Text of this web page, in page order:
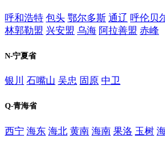
呼和浩特 包头 鄂尔多斯 通辽 呼伦贝
林郭勒盟 兴安盟 乌海 阿拉善盟 赤峰
N-宁夏省
银川 石嘴山 吴忠 固原 中卫
Q-青海省
西宁 海东 海北 黄南 海南 果洛 玉树